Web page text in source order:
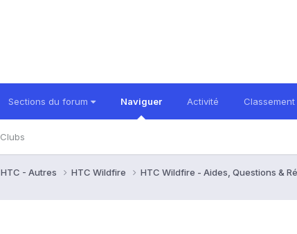
Sections du forum Naviguer
Clubs
Activité Classement
HTC - Autres HTC Wildfire HTC Wildfire - Aides, Questions &